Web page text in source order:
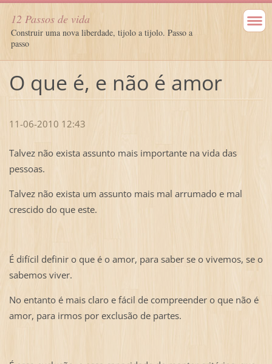
12 Passos de vida
Construir uma nova liberdade, tijolo a tijolo. Passo a
passo
O que é, e não é amor
11-06-2010 12:43
Talvez não exista assunto mais importante na vida das
pessoas.
Talvez não exista um assunto mais mal arrumado e mal
crescido do que este.
É difícil definir o que é o amor, para saber se o vivemos, se o
sabemos viver.
No entanto é mais claro e fácil de compreender o que não é
amor, para irmos por exclusão de partes.